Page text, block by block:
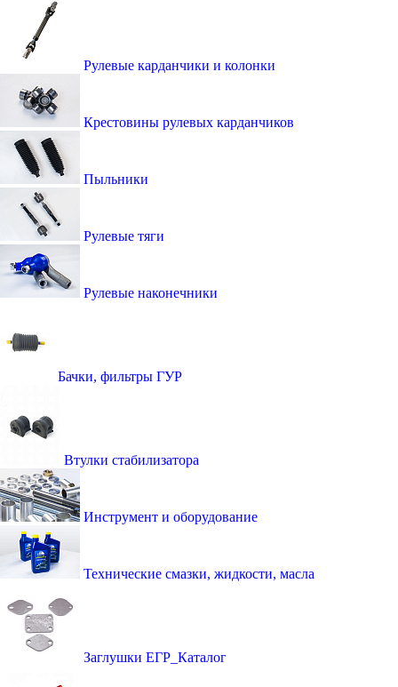
Рулевые карданчики и колонки
Крестовины рулевых карданчиков
Пыльники
Рулевые тяги
Рулевые наконечники
Бачки, фильтры ГУР
Втулки стабилизатора
Инструмент и оборудование
Технические смазки, жидкости, масла
Заглушки ЕГР_Каталог